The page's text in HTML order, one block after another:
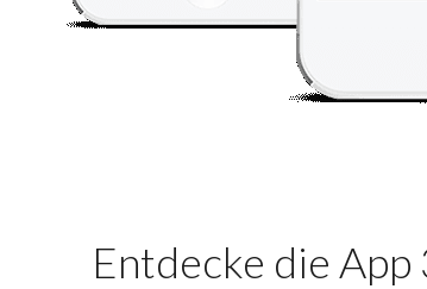
Entdecke die App